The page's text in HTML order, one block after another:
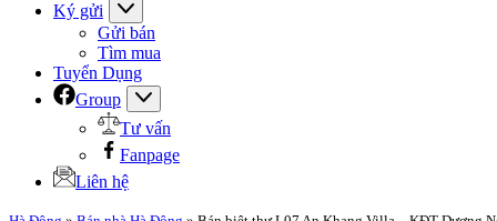
Ký gửi
Gửi bán
Tìm mua
Tuyển Dụng
Group
Tư vấn
Fanpage
Liên hệ